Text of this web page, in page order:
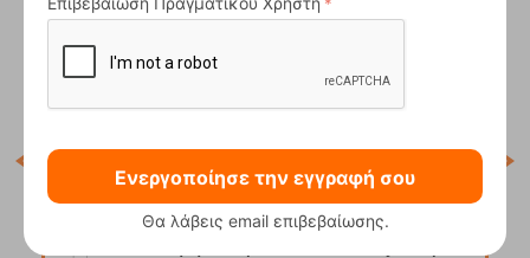
Ενεργοποίησε την εγγραφή σου
Θα λάβεις email επιβεβαίωσης.